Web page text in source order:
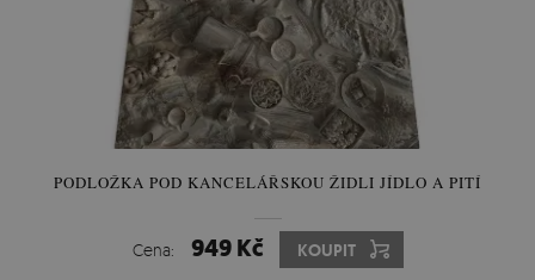
PODLOŽKA POD KANCELÁŘSKOU ŽIDLI JÍDLO A PITÍ
Cena: 949 Kč KOUPIT